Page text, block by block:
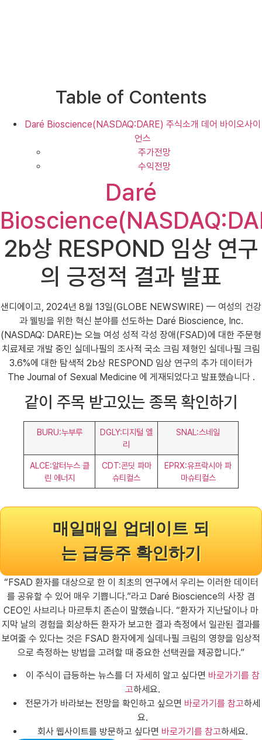
Table of Contents
Daré Bioscience(NASDAQ:DARE) 주식소개 데어 바이오사이
언스
주가전망
수익전망
Daré
2b상 RESPOND 임상 연구
의 긍정적 결과 발표
샌디에이고, 2024년 8월 13일(GLOBE NEWSWIRE) — 여성의 건강
과 웰빙을 위한 혁신 분야를 선도하는 Daré Bioscience, Inc.
(NASDAQ: DARE)는 오늘 여성 성적 각성 장애(FSAD)에 대한 주문형
치료제로 개발 중인 실데나필의 조사적 국소 크림 제형인 실데나필 크림
3.6%에 대한 탐색적 2b상 RESPOND 임상 연구의 추가 데이터가
The Journal of Sexual Medicine 에 게재되었다고 발표했습니다 .
같이 주목 받고있는 종목 확인하기
BURU:누부루
DGLY:디지털 엘
리
SNAL:스네일
ALCE:알터누스 클
린 에너지
CDT:콘딧 파마
슈티컬스
EPRX:유프락시아 파
마슈티컬스
매일매일 업데이트 되
는 급등주 확인하기
“FSAD 환자를 대상으로 한 이 최초의 연구에서 우리는 이러한 데이터
를 공유할 수 있어 매우 기쁩니다.”라고 Daré Bioscience의 사장 겸
CEO인 사브리나 마르투치 존슨이 말했습니다. “환자가 지난달이나 마
지막 날의 경험을 회상하든 환자가 보고한 결과 측정에서 일관된 결과를
보여줄 수 있다는 것은 FSAD 환자에게 실데나필 크림의 영향을 임상적
으로 측정하는 방법을 고려할 때 중요한 선택권을 제공합니다.”
이 주식이 급등하는 뉴스를 더 자세히 알고 싶다면 바로가기를 참
고하세요.
전문가가 바라보는 전망을 확인하고 싶으면 바로가기를 참고하세
요.
회사 웹사이트를 방문하고 싶다면 바로가기를 참고하세요.